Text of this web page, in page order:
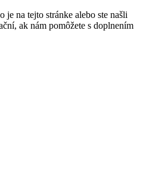
na tejto stránke alebo ste našli
ak nám pomôžete s doplnením